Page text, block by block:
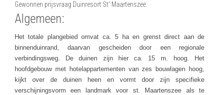
Gewonnen prijsvraag Duinresort St’ Maartenszee.
Algemeen:
Het totale plangebied omvat ca. 5 ha en grenst direct aan de
binnenduinrand, daarvan gescheiden door een regionale
verbindingsweg. De duinen zijn hier ca. 15 m. hoog. Het
hoofdgebouw met hotelappartementen van zes bouwlagen hoog,
kijkt over de duinen heen en vormt door zijn specifieke
verschijningsvorm een landmark voor st. Maartenszee als te